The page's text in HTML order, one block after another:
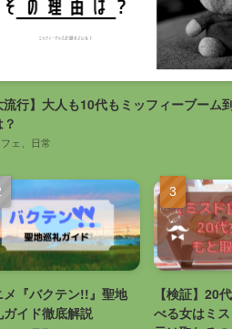
流行】大人も10代もミッフィーブーム
ェ、日常
メ『バクテン!!』聖地
ガイド徹底解説
【検証】20
べる女はミ